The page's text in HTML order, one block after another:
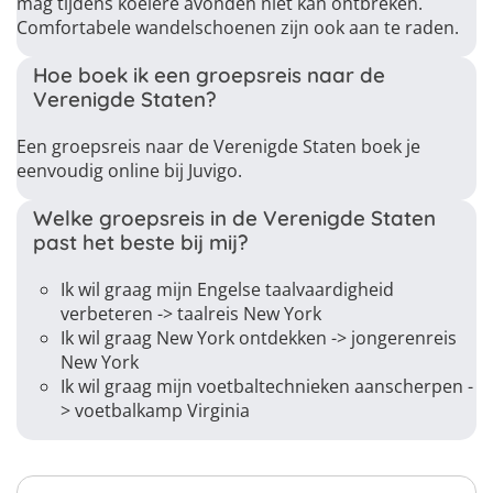
Comfortabele wandelschoenen zijn ook aan te raden.
Hoe boek ik een groepsreis naar de
Verenigde Staten?
Een groepsreis naar de Verenigde Staten boek je
eenvoudig online bij Juvigo.
Welke groepsreis in de Verenigde Staten
past het beste bij mij?
Ik wil graag mijn Engelse taalvaardigheid
verbeteren -> taalreis New York
Ik wil graag New York ontdekken -> jongerenreis
New York
Ik wil graag mijn voetbaltechnieken aanscherpen -
> voetbalkamp Virginia